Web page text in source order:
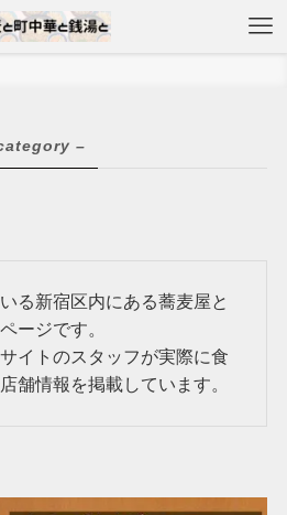
–
る新宿区内にある蕎麦屋と
ージです。
イトのスタッフが実際に食
舗情報を掲載しています。